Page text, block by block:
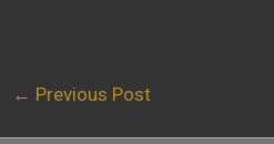
← Previous Post